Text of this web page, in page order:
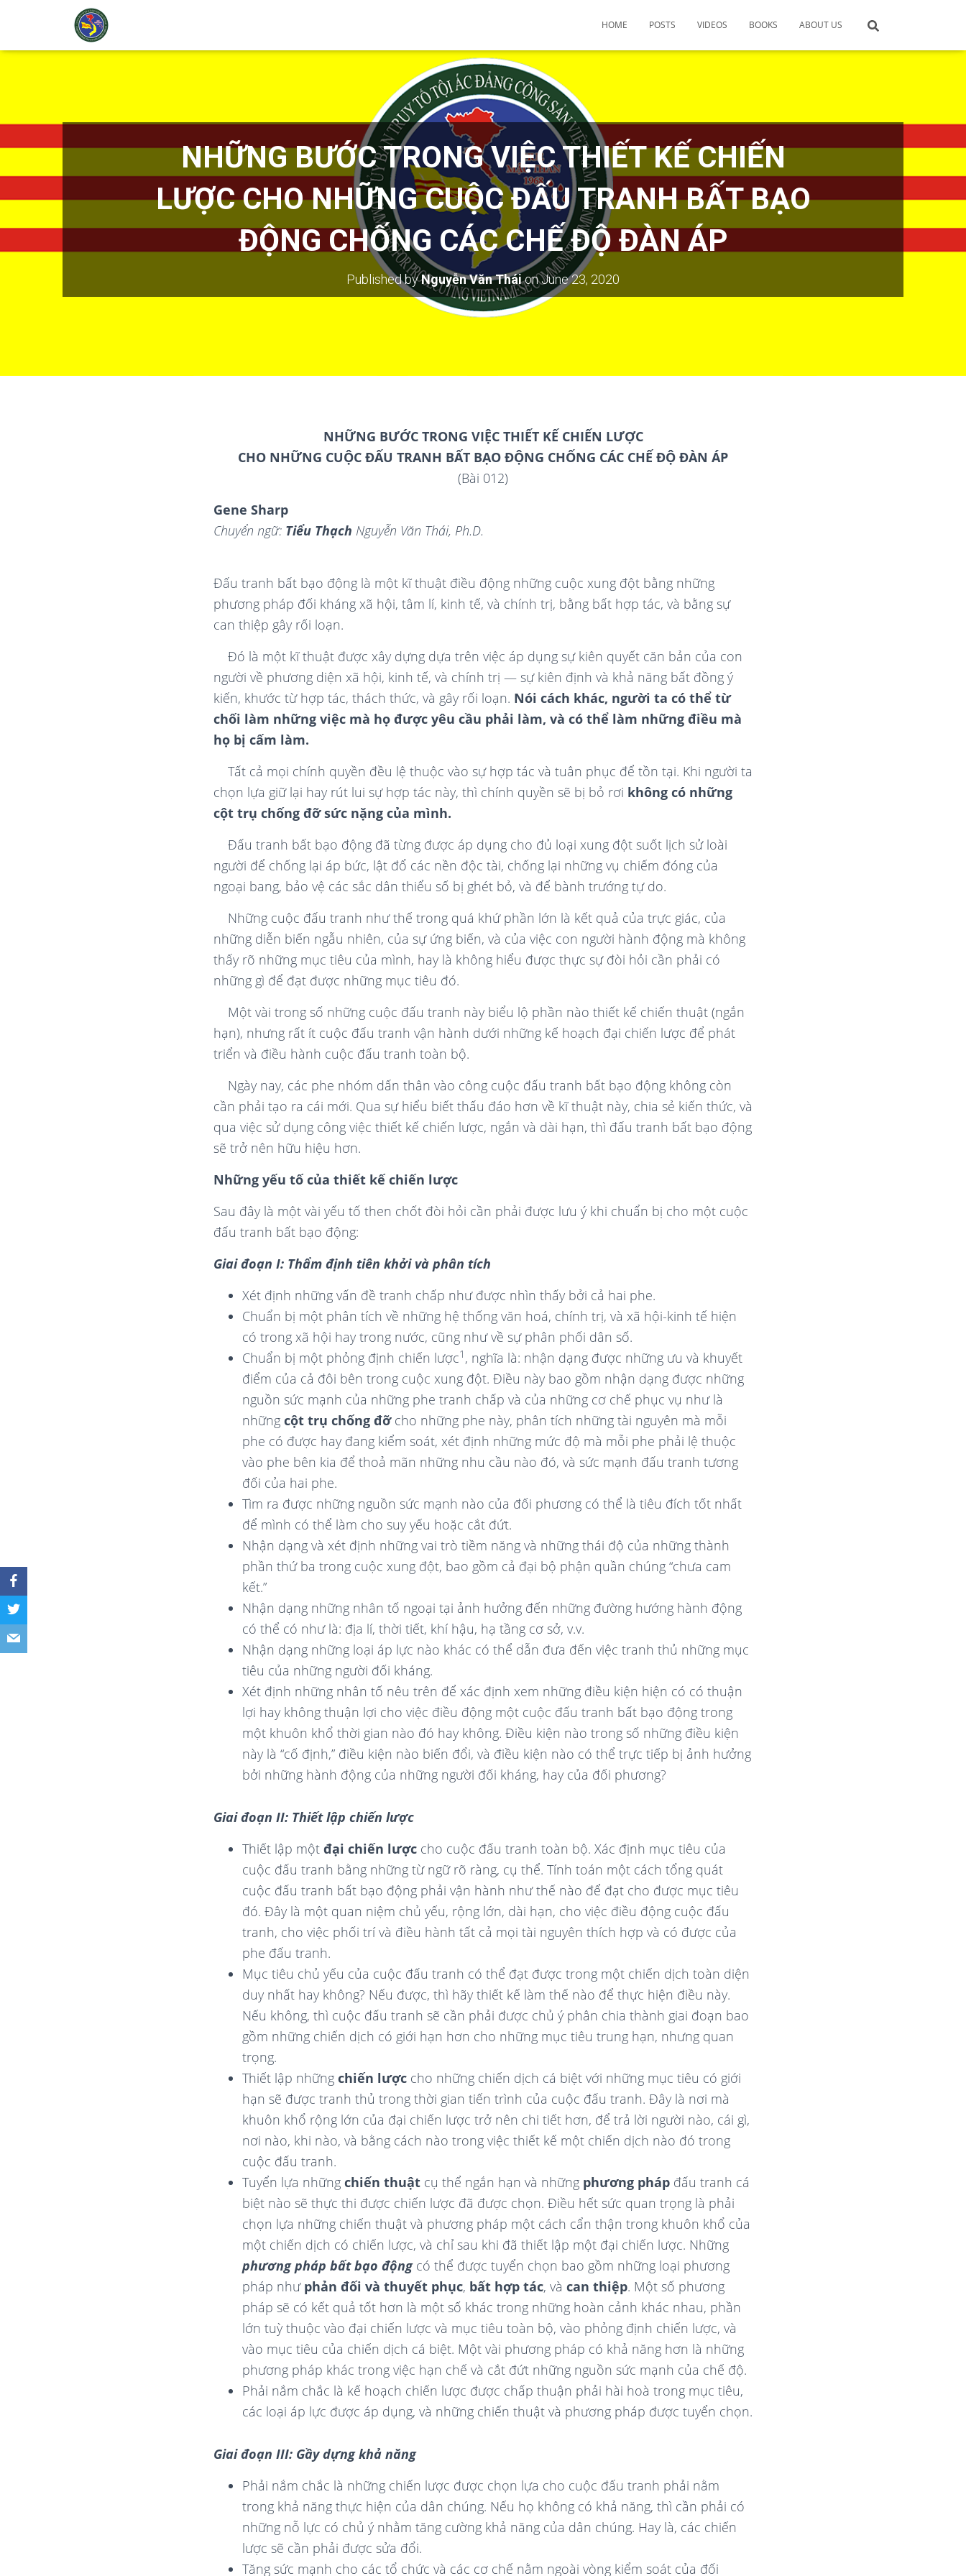
HOME POSTS VIDEOS BOOKS ABOUT US
NHỮNG BƯỚC TRONG VIỆC THIẾT KẾ CHIẾN
LƯỢC CHO NHỮNG CUỘC ĐẤU TRANH BẤT BẠO
ĐỘNG CHỐNG CÁC CHẾ ĐỘ ĐÀN ÁP
Published byNguyễn Văn TháionJune 23, 2020
NHỮNG BƯỚC TRONG VIỆC THIẾT KẾ CHIẾN LƯỢC
CHO NHỮNG CUỘC ĐẤU TRANH BẤT BẠO ĐỘNG CHỐNG CÁC CHẾ ĐỘ ĐÀN ÁP
(Bài 012)
Gene Sharp
Chuyển ngữ: Tiểu Thạch Nguyễn Văn Thái, Ph.D.
Đấu tranh bất bạo động là một kĩ thuật điều động những cuộc xung đột bằng những
phương pháp đối kháng xã hội, tâm lí, kinh tế, và chính trị, bằng bất hợp tác, và bằng sự
can thiệp gây rối loạn.
Đó là một kĩ thuật được xây dựng dựa trên việc áp dụng sự kiên quyết căn bản của con
người về phương diện xã hội, kinh tế, và chính trị — sự kiên định và khả năng bất đồng ý
kiến, khước từ hợp tác, thách thức, và gây rối loạn. Nói cách khác, người ta có thể từ
chối làm những việc mà họ được yêu cầu phải làm, và có thể làm những điều mà
họ bị cấm làm.
Tất cả mọi chính quyền đều lệ thuộc vào sự hợp tác và tuân phục để tồn tại. Khi người ta
chọn lựa giữ lại hay rút lui sự hợp tác này, thì chính quyền sẽ bị bỏ rơi không có những
cột trụ chống đỡ sức nặng của mình.
Đấu tranh bất bạo động đã từng được áp dụng cho đủ loại xung đột suốt lịch sử loài
người để chống lại áp bức, lật đổ các nền độc tài, chống lại những vụ chiếm đóng của
ngoại bang, bảo vệ các sắc dân thiểu số bị ghét bỏ, và để bành trướng tự do.
Những cuộc đấu tranh như thế trong quá khứ phần lớn là kết quả của trực giác, của
những diễn biến ngẫu nhiên, của sự ứng biến, và của việc con người hành động mà không
thấy rõ những mục tiêu của mình, hay là không hiểu được thực sự đòi hỏi cần phải có
những gì để đạt được những mục tiêu đó.
Một vài trong số những cuộc đấu tranh này biểu lộ phần nào thiết kế chiến thuật (ngắn
hạn), nhưng rất ít cuộc đấu tranh vận hành dưới những kế hoạch đại chiến lược để phát
triển và điều hành cuộc đấu tranh toàn bộ.
Ngày nay, các phe nhóm dấn thân vào công cuộc đấu tranh bất bạo động không còn
cần phải tạo ra cái mới. Qua sự hiểu biết thấu đáo hơn về kĩ thuật này, chia sẻ kiến thức, và
qua việc sử dụng công việc thiết kế chiến lược, ngắn và dài hạn, thì đấu tranh bất bạo động
sẽ trở nên hữu hiệu hơn.
Những yếu tố của thiết kế chiến lược
Sau đây là một vài yếu tố then chốt đòi hỏi cần phải được lưu ý khi chuẩn bị cho một cuộc
đấu tranh bất bạo động:
Giai đoạn I: Thẩm định tiên khởi và phân tích
Xét định những vấn đề tranh chấp như được nhìn thấy bởi cả hai phe.
Chuẩn bị một phân tích về những hệ thống văn hoá, chính trị, và xã hội-kinh tế hiện
có trong xã hội hay trong nước, cũng như về sự phân phối dân số.
Chuẩn bị một phỏng định chiến lược1 , nghĩa là: nhận dạng được những ưu và khuyết
điểm của cả đôi bên trong cuộc xung đột. Điều này bao gồm nhận dạng được những
nguồn sức mạnh của những phe tranh chấp và của những cơ chế phục vụ như là
những cột trụ chống đỡcho những phe này, phân tích những tài nguyên mà mỗi
phe có được hay đang kiểm soát, xét định những mức độ mà mỗi phe phải lệ thuộc
vào phe bên kia để thoả mãn những nhu cầu nào đó, và sức mạnh đấu tranh tương
đối của hai phe.
Tìm ra được những nguồn sức mạnh nào của đối phương có thể là tiêu đích tốt nhất
để mình có thể làm cho suy yếu hoặc cắt đứt.
Nhận dạng và xét định những vai trò tiềm năng và những thái độ của những thành
phần thứ ba trong cuộc xung đột, bao gồm cả đại bộ phận quần chúng “chưa cam
kết.”
Nhận dạng những nhân tố ngoại tại ảnh hưởng đến những đường hướng hành động
có thể có như là: địa lí, thời tiết, khí hậu, hạ tầng cơ sở, v.v.
Nhận dạng những loại áp lực nào khác có thể dẫn đưa đến việc tranh thủ những mục
tiêu của những người đối kháng.
Xét định những nhân tố nêu trên để xác định xem những điều kiện hiện có có thuận
lợi hay không thuận lợi cho việc điều động một cuộc đấu tranh bất bạo động trong
một khuôn khổ thời gian nào đó hay không. Điều kiện nào trong số những điều kiện
này là “cố định,” điều kiện nào biến đổi, và điều kiện nào có thể trực tiếp bị ảnh hưởng
bởi những hành động của những người đối kháng, hay của đối phương?
Giai đoạn II: Thiết lập chiến lược
Thiết lập một đại chiến lược cho cuộc đấu tranh toàn bộ. Xác định mục tiêu của
cuộc đấu tranh bằng những từ ngữ rõ ràng, cụ thể. Tính toán một cách tổng quát
cuộc đấu tranh bất bạo động phải vận hành như thế nào để đạt cho được mục tiêu
đó. Đây là một quan niệm chủ yếu, rộng lớn, dài hạn, cho việc điều động cuộc đấu
tranh, cho việc phối trí và điều hành tất cả mọi tài nguyên thích hợp và có được của
phe đấu tranh.
Mục tiêu chủ yếu của cuộc đấu tranh có thể đạt được trong một chiến dịch toàn diện
duy nhất hay không? Nếu được, thì hãy thiết kế làm thế nào để thực hiện điều này.
Nếu không, thì cuộc đấu tranh sẽ cần phải được chủ ý phân chia thành giai đoạn bao
gồm những chiến dịch có giới hạn hơn cho những mục tiêu trung hạn, nhưng quan
trọng.
Thiết lập những chiến lược cho những chiến dịch cá biệt với những mục tiêu có giới
hạn sẽ được tranh thủ trong thời gian tiến trình của cuộc đấu tranh. Đây là nơi mà
khuôn khổ rộng lớn của đại chiến lược trở nên chi tiết hơn, để trả lời người nào, cái gì,
nơi nào, khi nào, và bằng cách nào trong việc thiết kế một chiến dịch nào đó trong
cuộc đấu tranh.
Tuyển lựa những chiến thuật cụ thể ngắn hạn và những phương pháp đấu tranh cá
biệt nào sẽ thực thi được chiến lược đã được chọn. Điều hết sức quan trọng là phải
chọn lựa những chiến thuật và phương pháp một cách cẩn thận trong khuôn khổ của
một chiến dịch có chiến lược, và chỉ sau khi đã thiết lập một đại chiến lược. Những
phương pháp bất bạo độngcó thể được tuyển chọn bao gồm những loại phương
pháp như phản đối và thuyết phục, bất hợp tác, và can thiệp. Một số phương
pháp sẽ có kết quả tốt hơn là một số khác trong những hoàn cảnh khác nhau, phần
lớn tuỳ thuộc vào đại chiến lược và mục tiêu toàn bộ, vào phỏng định chiến lược, và
vào mục tiêu của chiến dịch cá biệt. Một vài phương pháp có khả năng hơn là những
phương pháp khác trong việc hạn chế và cắt đứt những nguồn sức mạnh của chế độ.
Phải nắm chắc là kế hoạch chiến lược được chấp thuận phải hài hoà trong mục tiêu,
các loại áp lực được áp dụng, và những chiến thuật và phương pháp được tuyển chọn.
Giai đoạn III: Gầy dựng khả năng
Phải nắm chắc là những chiến lược được chọn lựa cho cuộc đấu tranh phải nằm
trong khả năng thực hiện của dân chúng. Nếu họ không có khả năng, thì cần phải có
những nỗ lực có chủ ý nhằm tăng cường khả năng của dân chúng. Hay là, các chiến
lược sẽ cần phải được sửa đổi.
Tăng sức mạnh cho các tổ chức và các cơ chế nằm ngoài vòng kiểm soát của đối